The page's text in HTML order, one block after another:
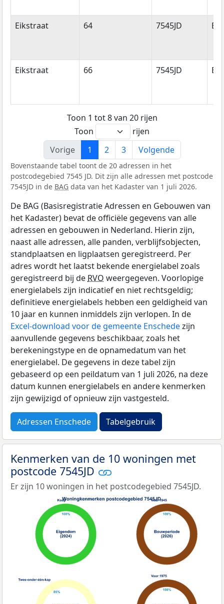
Eikstraat 64 7545JD
Eikstraat 66 7545JD
Toon 1 tot 8 van 20 rijen
Toon
rijen
Vorige
1 2 3 Volgende
Bovenstaande tabel toont de 20 adressen in het
postcodegebied 7545 JD. Dit zijn alle adressen met postcode
7545JD in de BAG data van het Kadaster van 1 juli 2026.
De BAG (Basisregistratie Adressen en Gebouwen van
het Kadaster) bevat de officiële gegevens van alle
adressen en gebouwen in Nederland. Hierin zijn,
naast alle adressen, alle panden, verblijfsobjecten,
standplaatsen en ligplaatsen geregistreerd. Per
adres wordt het laatst bekende energielabel zoals
geregistreerd bij de RVO weergegeven. Voorlopige
energielabels zijn indicatief en niet rechtsgeldig;
definitieve energielabels hebben een geldigheid van
10 jaar en kunnen inmiddels zijn verlopen. In de
Excel-download voor de gemeente Enschedezijn
aanvullende gegevens beschikbaar, zoals het
berekeningstype en de opnamedatum van het
energielabel. De gegevens in deze tabel zijn
gebaseerd op een peildatum van 1 juli 2026, na deze
datum kunnen energielabels en andere kenmerken
zijn gewijzigd of opnieuw zijn vastgesteld.
Adressen Enschede Tabelgebruik
Kenmerken van de 10 woningen met
postcode 7545JD
Er zijn 10 woningen in het postcodegebied 7545JD.